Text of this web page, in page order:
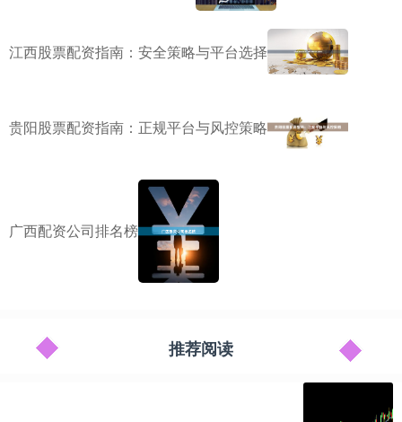
江西股票配资指南：安全策略与平台选择
贵阳股票配资指南：正规平台与风控策略
广西配资公司排名榜
推荐阅读